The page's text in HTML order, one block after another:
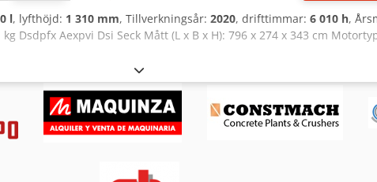
l, lyfthöjd: 1 310 mm, Tillverkningsår: 2020, drifttimmar: 6 010 h,
Dsdpfx Aexpvi Dsi Seck Mått (L x B x H): 796 x 274 x 343 cm